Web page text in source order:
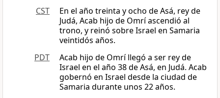
CST
En el año treinta y ocho de Asá, rey de
Judá, Acab hijo de Omrí ascendió al
trono, y reinó sobre Israel en Samaria
veintidós años.
PDT
Acab hijo de Omrí llegó a ser rey de
Israel en el año 38 de Asá, en Judá. Acab
gobernó en Israel desde la ciudad de
Samaria durante unos 22 años.